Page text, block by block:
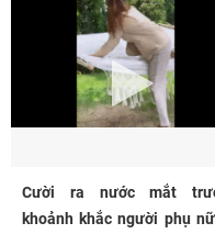
Cười ra nước mắt
khoảnh khắc người phụ